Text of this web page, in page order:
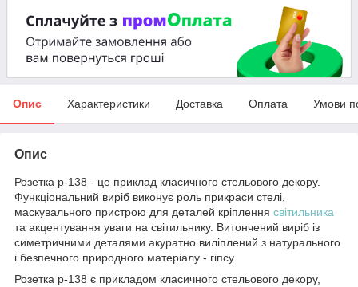
Опис Характеристики Доставка Оплата Умови
Опис
Розетка р-138 - це приклад класичного стельового декору.
Функціональний виріб виконує роль прикраси стелі,
маскувального пристрою для деталей кріплення світильника
та акцентування уваги на світильнику. Витончений виріб із
симетричними деталями акуратно виліплений з натурального
і безпечного природного матеріалу - гіпсу.
Розетка р-138 є прикладом класичного стельового декору,